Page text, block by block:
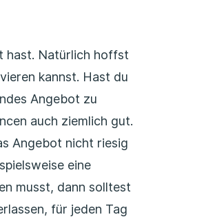
hast. Natürlich hoffst
kannst. Hast du
Angebot zu
auch ziemlich gut.
Angebot nicht riesig
eine
musst, dann solltest
für jeden Tag